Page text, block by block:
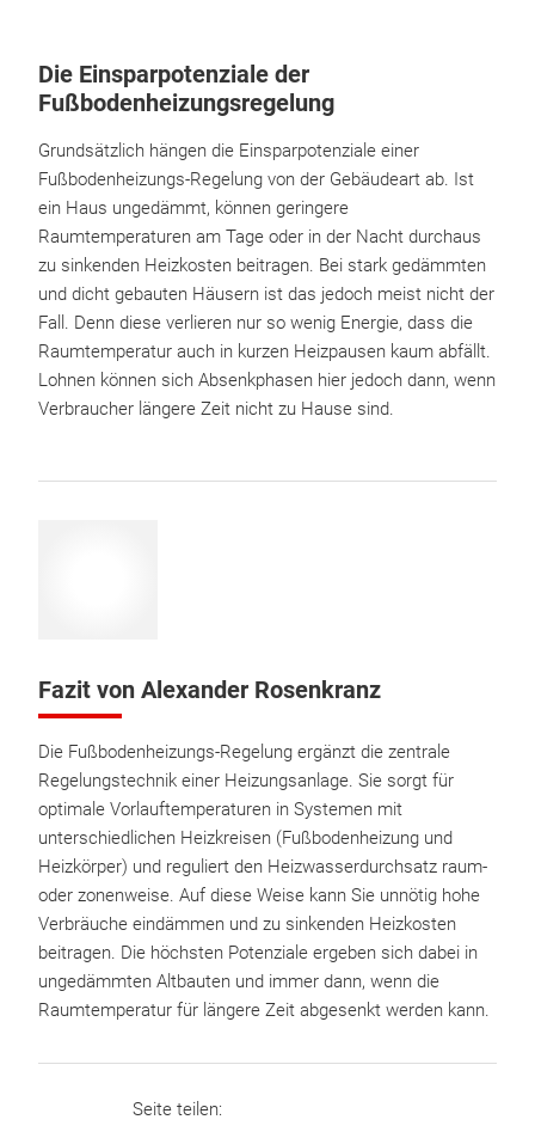
Die Einsparpotenziale der
Fußbodenheizungsregelung
Grundsätzlich hängen die Einsparpotenziale einer
Fußbodenheizungs-Regelung von der Gebäudeart ab. Ist
ein Haus ungedämmt, können geringere
Raumtemperaturen am Tage oder in der Nacht durchaus
zu sinkenden Heizkosten beitragen. Bei stark gedämmten
und dicht gebauten Häusern ist das jedoch meist nicht der
Fall. Denn diese verlieren nur so wenig Energie, dass die
Raumtemperatur auch in kurzen Heizpausen kaum abfällt.
Lohnen können sich Absenkphasen hier jedoch dann, wenn
Verbraucher längere Zeit nicht zu Hause sind.
Fazit von Alexander Rosenkranz
Die Fußbodenheizungs-Regelung ergänzt die zentrale
Regelungstechnik einer Heizungsanlage. Sie sorgt für
optimale Vorlauftemperaturen in Systemen mit
unterschiedlichen Heizkreisen (Fußbodenheizung und
Heizkörper) und reguliert den Heizwasserdurchsatz raum-
oder zonenweise. Auf diese Weise kann Sie unnötig hohe
Verbräuche eindämmen und zu sinkenden Heizkosten
beitragen. Die höchsten Potenziale ergeben sich dabei in
ungedämmten Altbauten und immer dann, wenn die
Raumtemperatur für längere Zeit abgesenkt werden kann.
Seite teilen: